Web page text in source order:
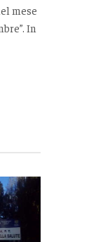
mese
In